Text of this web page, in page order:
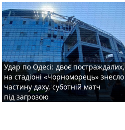
Удар по Одесі: двоє постраждалих,
на стадіоні «Чорноморець» знесло
частину даху, суботній матч
під загрозою